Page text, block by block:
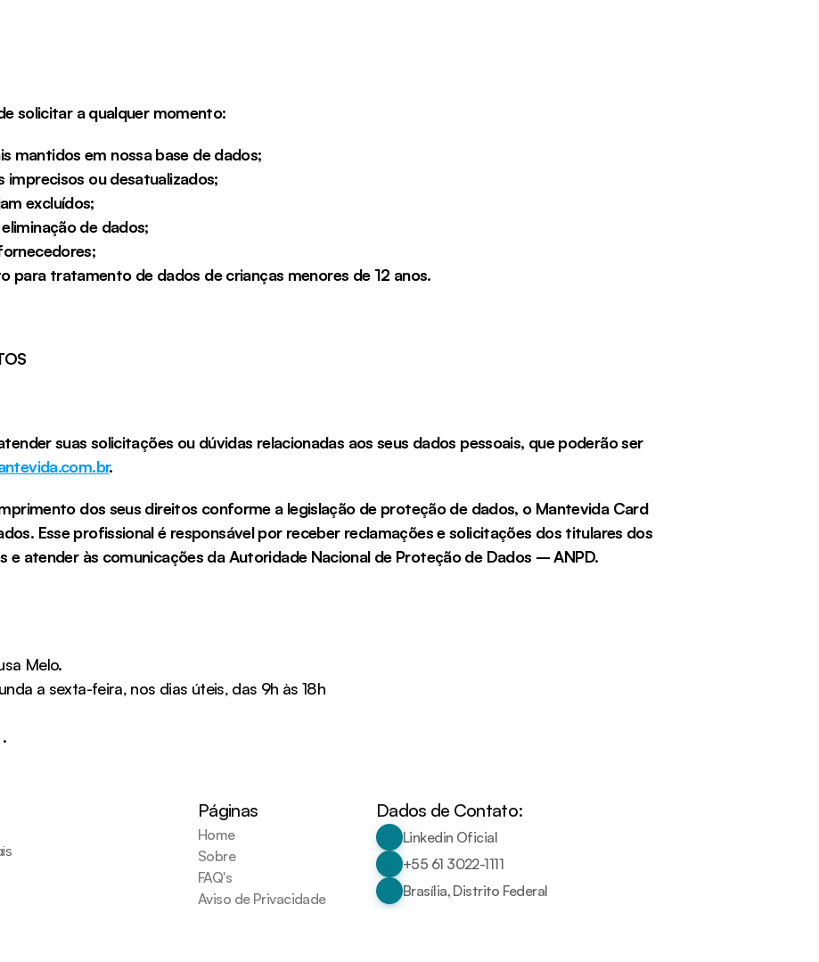
solicitar a qualquer momento:
mantidos em nossa base de dados;
imprecisos ou desatualizados;
excluídos;
eliminação de dados;
para tratamento de dados de crianças menores de 12 anos.
suas solicitações ou dúvidas relacionadas aos seus dados pessoais, que poderão ser
.
dos seus direitos conforme a legislação de proteção de dados, o Mantevida Card
Esse profissional é responsável por receber reclamações e solicitações dos titulares dos
e atender às comunicações da Autoridade Nacional de Proteção de Dados – ANPD.
Melo.
a sexta-feira, nos dias úteis, das 9h às 18h
Páginas
Home
Sobre
FAQ's
Aviso de Privacidade
Dados de Contato:
Linkedin Oficial
+55 61 3022-1111
Brasília, Distrito Federal